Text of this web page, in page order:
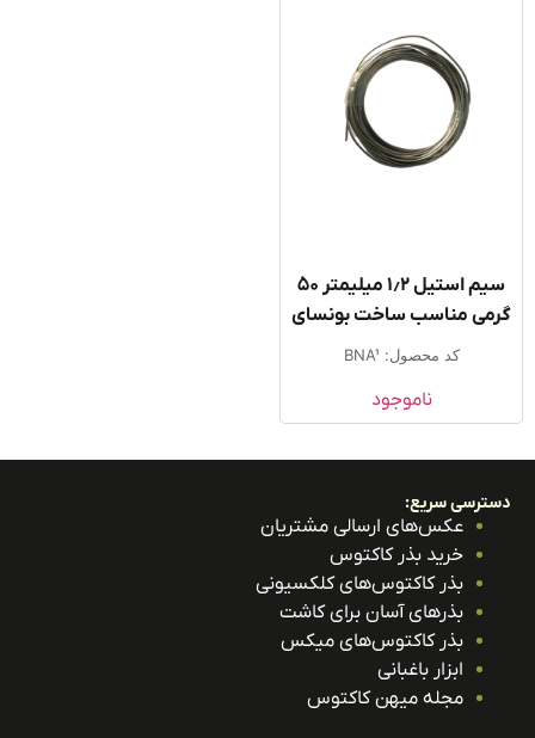
سیم استیل ۱٫۲ میلیمتر ۵۰
مناسب ساخت بونسای
کد محصول: BNA1
ناموجود
سریع:
عکس‌های ارسالی مشتریان
خرید بذر کاکتوس
بذر کاکتوس‌های کلکسیونی
بذرهای آسان برای کاشت
بذر کاکتوس‌های میکس
ابزار باغبانی
مجله میهن کاکتوس